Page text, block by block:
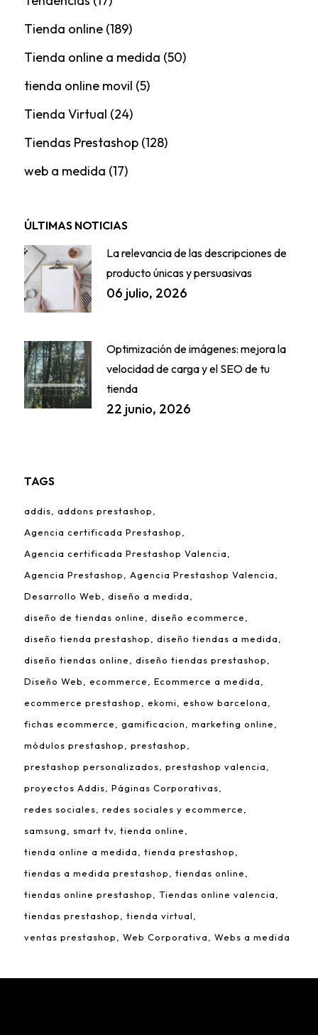
Tienda online(189)
Tienda online a medida (50)
tienda online movil (5)
Tienda Virtual (24)
Tiendas Prestashop(128)
web a medida (17)
ÚLTIMAS NOTICIAS
La relevancia de las descripciones de
producto únicas y persuasivas
06 julio, 2026
Optimización de imágenes: mejora la
velocidad de carga y el SEO de tu
tienda
22 junio, 2026
TAGS
addis
addons prestashop
Agencia certificada Prestashop
Agencia certificada Prestashop Valencia
Agencia Prestashop
Agencia Prestashop Valencia
Desarrollo Web
diseño a medida
diseño de tiendas online
diseño ecommerce
diseño tienda prestashop
diseño tiendas a medida
diseño tiendas online
diseño tiendas prestashop
Diseño Web
ecommerce
Ecommerce a medida
ecommerce prestashop
ekomi
eshow barcelona
fichas ecommerce
gamificacion
marketing online
módulos prestashop
prestashop
prestashop personalizados
prestashop valencia
proyectos Addis
Páginas Corporativas
redes sociales
redes sociales y ecommerce
samsung
smart tv tienda online
tienda online a medida
tienda prestashop
tiendas a medida prestashop
tiendas online
tiendas online prestashop
Tiendas online valencia
tiendas prestashop
tienda virtual
ventas prestashop
Web Corporativa Webs a medida